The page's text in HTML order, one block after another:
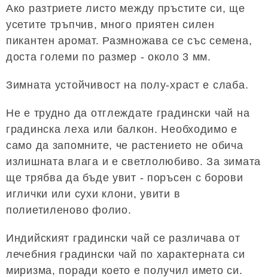
Ако разтриете листо между пръстите си, ще
усетите тръпчив, много приятен силен
пикантен аромат. Размножава се със семена,
доста големи по размер - около 3 мм.
Зимната устойчивост на полу-храст е слаба.
Не е трудно да отглеждате градински чай на
градинска леха или балкон. Необходимо е
само да запомните, че растението не обича
излишната влага и е светлолюбиво. За зимата
ще трябва да бъде увит - поръсен с борови
иглички или сухи клони, увити в
полиетиленово фолио.
Индийският градински чай се различава от
лечебния градински чай по характерната си
миризма, поради което е получил името си.